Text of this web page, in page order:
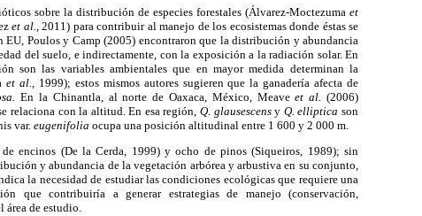
sobre la distribución de especies forestales (Álvarez-Moctezuma et
et al.,2011) para contribuir al manejo de los ecosistemas donde éstas se
Poulos y Camp (2005) encontraron que la distribución y abundancia
del suelo, e indirectamente, con la exposición a la radiación solar. En
son las variables ambientales que en mayor medida determinan la
et al., 1999); estos mismos autores sugieren que la ganadería afecta de
En la Chinantla, al norte de Oaxaca, México, Meaveet al. (2006)
relaciona con la altitud. En esa región,Q. glausescensy Q. elliptica son
var.eugenifolia ocupa una posición altitudinal entre 1 600 y 2 000 m.
encinos (De la Cerda, 1999) y ocho de pinos (Siqueiros, 1989); sin
y abundancia de la vegetación arbórea y arbustiva en su conjunto,
la necesidad de estudiar las condiciones ecológicas que requiere una
que contribuiría a generar estrategias de manejo (conservación,
área de estudio.